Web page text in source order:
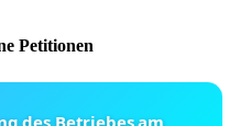
Petitionen
des Betriebes am